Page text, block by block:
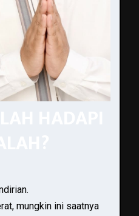
mungkin ini saatnya